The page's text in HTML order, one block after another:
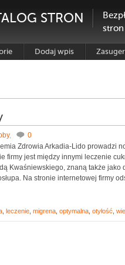
STRON
stron
Dodaj wpis
,
0
Zdrowia Arkadia-Lido prowadzi
firmy jest między innymi leczenie
Kwaśniewskiego, znaną także jako
Na stronie internetowej firmy
leczenie migrena optymalna otyłość